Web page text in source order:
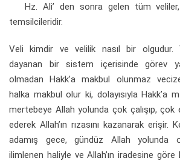
Hz. Ali’ den sonra gelen tüm veliler,
temsilcileridir.
Veli kimdir ve velilik nasıl bir olgudur.
dayanan bir sistem içerisinde görev
olmadan Hakk’a makbul olunmaz
halka makbul olur ki, dolayısıyla Hakk’a
mertebeye Allah yolunda çok çalışıp,
ederek Allah’ın rızasını kazanarak erişir.
adamış gece, gündüz Allah yolunda
ilimlenen haliyle ve Allah’ın iradesine